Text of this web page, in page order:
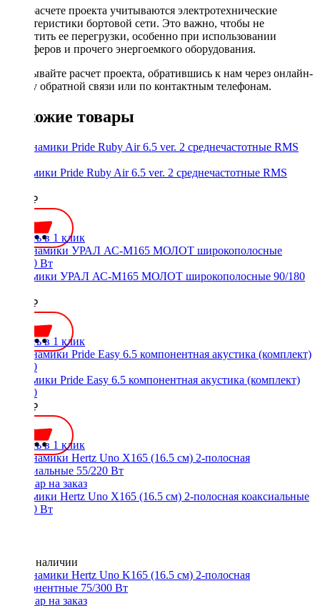
При расчете проекта учитываются электротехнические
характеристики бортовой сети. Это важно, чтобы не
допустить ее перегрузки, особенно при использовании
сабвуферов и прочего энергоемкого оборудования.
Заказывайте расчет проекта, обратившись к нам через онлайн-
форму обратной связи или по контактным телефонам.
Похожие товары
Динамики Pride Ruby Air 6.5 ver. 2 среднечастотные RMS
4300 ₽
Купить в 1 клик
Динамики УРАЛ АС-М165 МОЛОТ широкополосные 90/180
3100 ₽
Купить в 1 клик
Динамики Pride Easy 6.5 компонентная акустика (комплект)
50/100
5400 ₽
Купить в 1 клик
Динамики Hertz Uno X165 (16.5 см) 2-полосная коаксиальные
55/220 Вт
Нет в наличии